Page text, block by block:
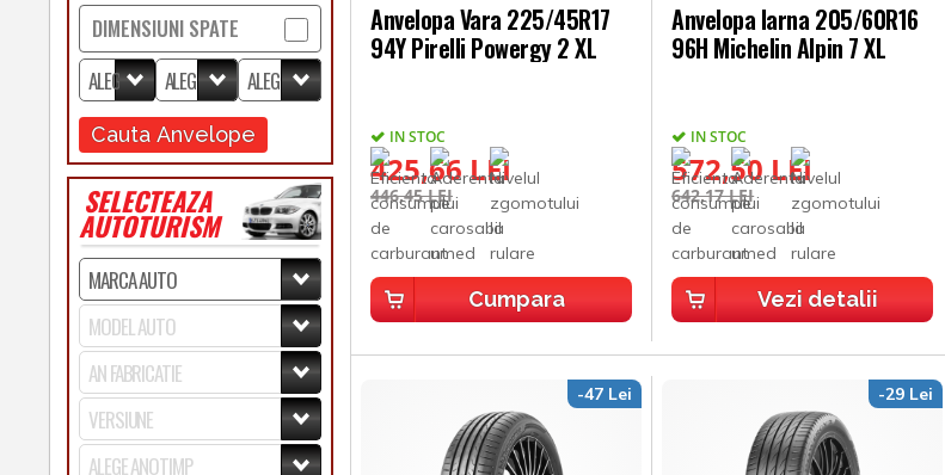
DIMENSIUNI SPATE
Cauta Anvelope
SELECTEAZA
AUTOTURISM
Anvelopa Vara 225/45R17
94Y Pirelli Powergy 2 XL
IN STOC
425,66 LEI
446,45 LEI
Cumpara
Anvelopa Iarna 205/60R16
96H Michelin Alpin 7 XL
IN STOC
572,50 LEI
642,17 LEI
Vezi detalii
-47 Lei -29 Lei